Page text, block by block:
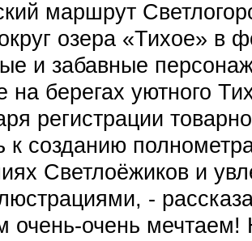
маршрут
озера «Тихое» в
и забавные
берегах уютного
регистрации
к созданию
Светлоёжиков и
-
очень-очень